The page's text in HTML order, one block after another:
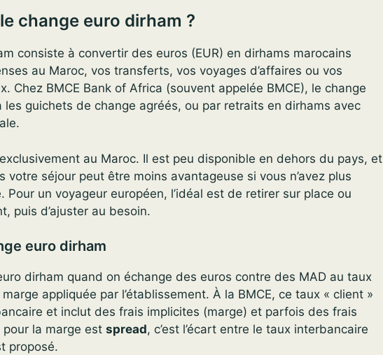
change euro dirham ?
consiste à convertir des euros (EUR) en dirhams marocains
au Maroc, vos transferts, vos voyages d’affaires ou vos
Chez BMCE Bank of Africa (souvent appelée BMCE), le change
les guichets de change agréés, ou par retraits en dirhams avec
au Maroc. Il est peu disponible en dehors du pays, et
votre séjour peut être moins avantageuse si vous n’avez plus
Pour un voyageur européen, l’idéal est de retirer sur place ou
puis d’ajuster au besoin.
euro dirham
dirham quand on échange des euros contre des MAD au taux
marge appliquée par l’établissement. À la BMCE, ce taux « client »
et inclut des frais implicites (marge) et parfois des frais
la marge est spread, c’est l’écart entre le taux interbancaire
proposé.